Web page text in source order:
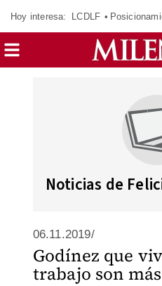
Hoy interesa: LCDLF
Noticias de
06.11.2019/
Godínez que
trabajo son